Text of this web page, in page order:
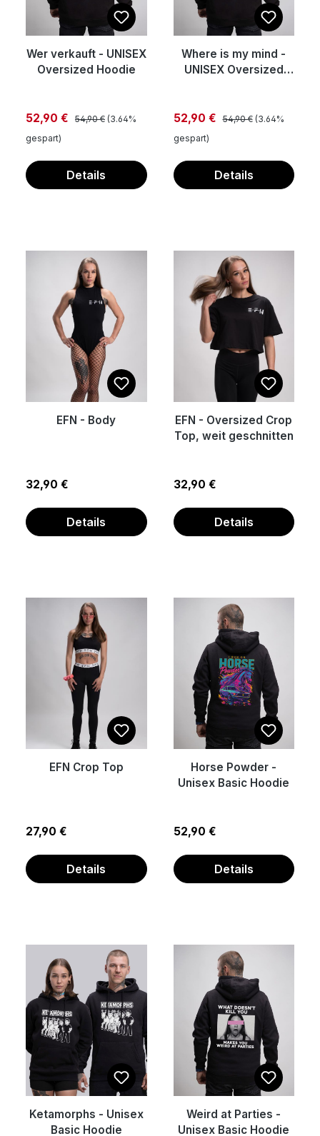
Wer verkauft - UNISEX
Oversized Hoodie
Verkaufspreis:
52,90 € Regulärer Preis:
54,90 € (3.64%
gespart)
Details
Where is my mind -
UNISEX Oversized
Verkaufspreis:
52,90 € Regulärer Preis:
54,90 € (3.64%
gespart)
Details
EFN - Body
Regulärer Preis:
32,90 €
Details
EFN - Oversized Crop
Top, weit geschnitten
Regulärer Preis:
32,90 €
Details
EFN Crop Top
Regulärer Preis:
27,90 €
Details
Horse Powder -
Unisex Basic Hoodie
Regulärer Preis:
52,90 €
Details
Ketamorphs - Unisex
Basic Hoodie
Weird at Parties -
Unisex Basic Hoodie